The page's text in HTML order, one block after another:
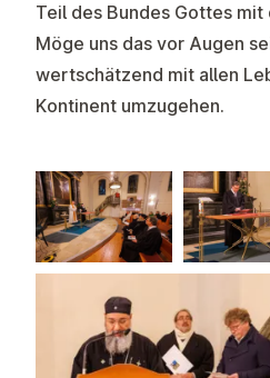
Teil des Bundes Gottes mit
Möge uns das vor Augen
wertschätzend mit allen
Kontinent umzugehen.